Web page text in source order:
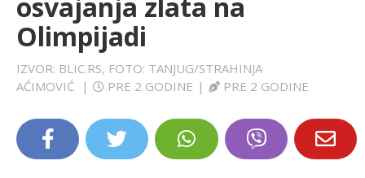
LIFESTYLE
Olimpijadi
IZVOR: BLIC.RS, FOTO: TANJUG/STRAHINJA
AĆIMOVIĆ
| PRE 2 GODINE | PRE 2 GODINE